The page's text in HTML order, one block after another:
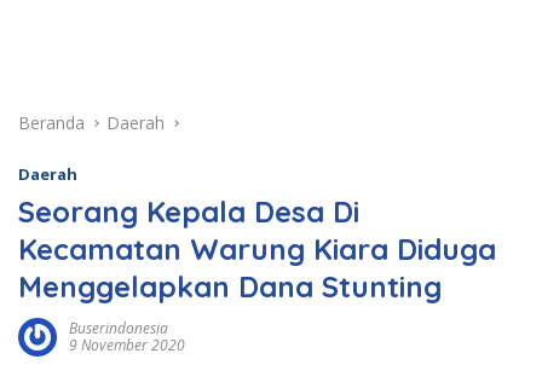
Beranda Daerah
Daerah
Seorang Kepala Desa Di
Kecamatan Warung Kiara Diduga
Menggelapkan Dana Stunting
Buserindonesia
9 November 2020